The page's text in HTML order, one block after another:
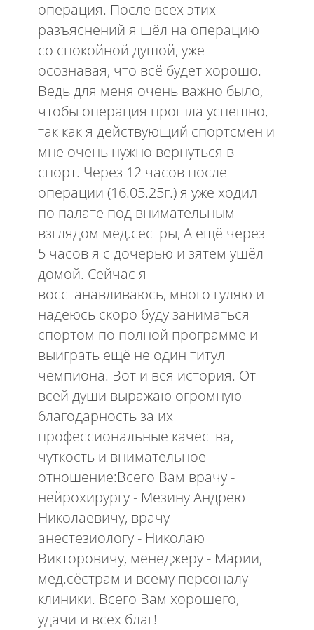
операция. После всех этих
разъяснений я шёл на операцию
со спокойной душой, уже
осознавая, что всё будет хорошо.
Ведь для меня очень важно было,
чтобы операция прошла успешно,
так как я действующий спортсмен и
мне очень нужно вернуться в
спорт. Через 12 часов после
операции (16.05.25г.) я уже ходил
по палате под внимательным
взглядом мед.сестры, А ещё через
5 часов я с дочерью и зятем ушёл
домой. Сейчас я
восстанавливаюсь, много гуляю и
надеюсь скоро буду заниматься
спортом по полной программе и
выиграть ещё не один титул
чемпиона. Вот и вся история. От
всей души выражаю огромную
благодарность за их
профессиональные качества,
чуткость и внимательное
отношение:Всего Вам врачу -
нейрохирургу - Мезину Андрею
Николаевичу, врачу -
анестезиологу - Николаю
Викторовичу, менеджеру - Марии,
мед.сёстрам и всему персоналу
клиники. Всего Вам хорошего,
удачи и всех благ!
Нажимая на кнопку, я даю согласие на обработку
персональных данных
Отправить